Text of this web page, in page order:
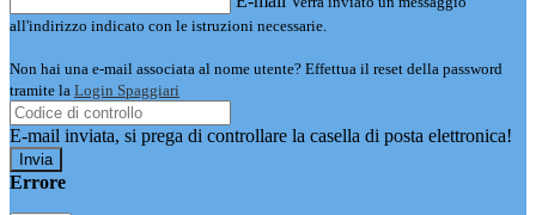
all'indirizzo indicato con le istruzioni necessarie.
Non hai una e-mail associata al nome utente? Effettua il reset della password
tramite la Login Spaggiari
E-mail inviata, si prega di controllare la casella di posta elettronica!
Errore